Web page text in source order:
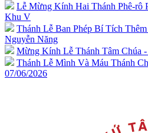
Lễ Mừng Kính Hai Thánh Phê-rô
Khu V
Thánh Lễ Ban Phép Bí Tích
Nguyễn Năng
Mừng Kính Lễ Thánh Tâm Chúa
Thánh Lễ Mình Và Máu Thánh
07/06/2026